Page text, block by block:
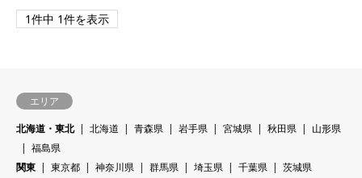
1件中 1件を表示
エリア
北海道・東北
北海道 青森県 岩手県 宮城県 秋田県
山形県
福島県
関東
東京都 神奈川県 群馬県 埼玉県 千葉県
茨城県